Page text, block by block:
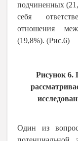
подчиненных
себя
отношения
(19,8%). (Рис.6)
Рисунок 6.
Один из